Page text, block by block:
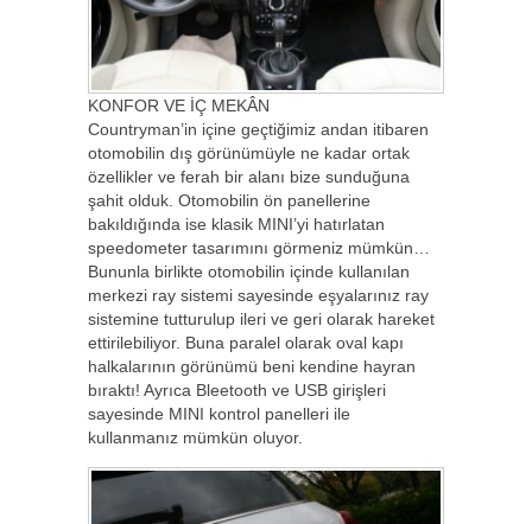
KONFOR VE İÇ MEKÂN
Countryman’in içine geçtiğimiz andan itibaren
otomobilin dış görünümüyle ne kadar ortak
özellikler ve ferah bir alanı bize sunduğuna
şahit olduk. Otomobilin ön panellerine
bakıldığında ise klasik MINI’yi hatırlatan
speedometer tasarımını görmeniz mümkün…
Bununla birlikte otomobilin içinde kullanılan
merkezi ray sistemi sayesinde eşyalarınız ray
sistemine tutturulup ileri ve geri olarak hareket
ettirilebiliyor. Buna paralel olarak oval kapı
halkalarının görünümü beni kendine hayran
bıraktı! Ayrıca Bleetooth ve USB girişleri
sayesinde MINI kontrol panelleri ile
kullanmanız mümkün oluyor.